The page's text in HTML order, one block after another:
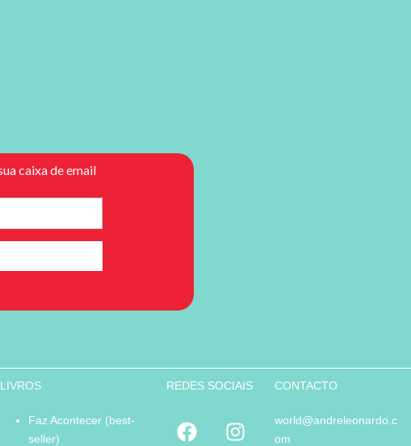
LIVROS
Faz Acontecer (best-
seller)
REDES SOCIAIS CONTACTO
world@andreleonardo.c
om